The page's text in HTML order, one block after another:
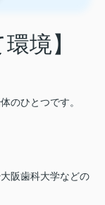
境】
のひとつです。
阪歯科大学などの